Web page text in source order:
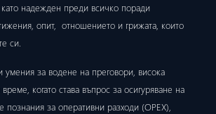
като надежден преди всичко поради
опит, отношението и грижата, които
си.
за водене на преговори, висока
когато става въпрос за осигуряване на
познания за оперативни разходи (ОРЕХ),